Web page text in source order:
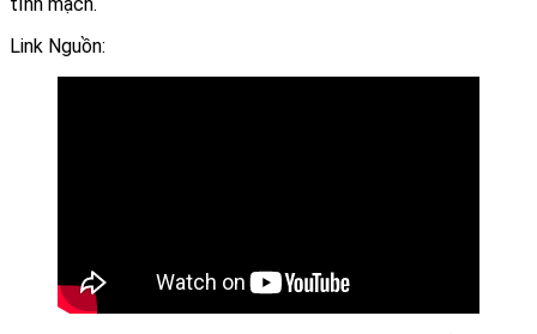
tĩnh mạch.
Link Nguồn: